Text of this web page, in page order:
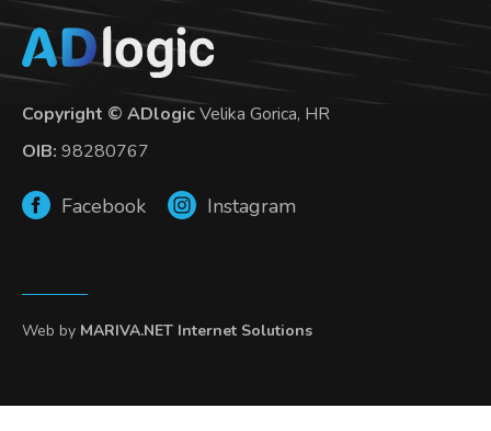
Copyright © ADlogicVelika Gorica, HR
OIB: 98280767
Facebook Instagram
Web by MARIVA.NET Internet Solutions